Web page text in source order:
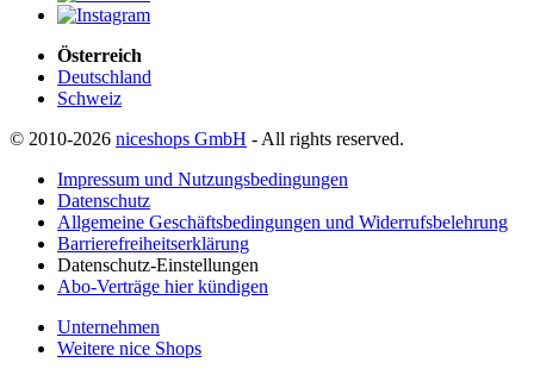
Österreich
Deutschland
Schweiz
© 2010-2026 niceshops GmbH - All rights reserved.
Impressum und Nutzungsbedingungen
Datenschutz
Allgemeine Geschäftsbedingungen und Widerrufsbelehrung
Barrierefreiheitserklärung
Datenschutz-Einstellungen
Abo-Verträge hier kündigen
Unternehmen
Weitere nice Shops